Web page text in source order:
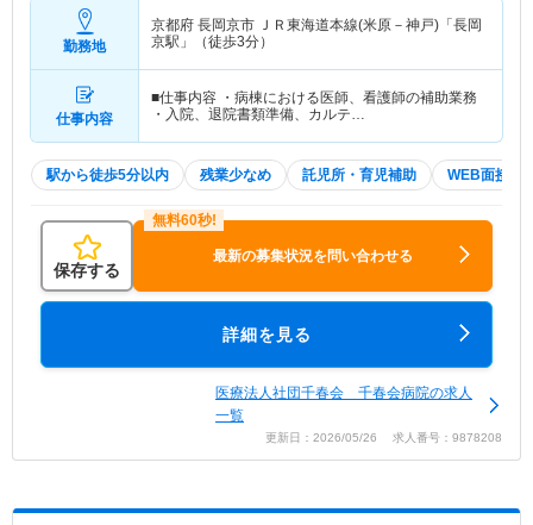
勤務地
京都府 長岡京市 ＪＲ東海道本線(米原－神戸)「長岡
京駅」（徒歩3分）
仕事内容
■仕事内容 ・病棟における医師、看護師の補助業務
・入院、退院書類準備、カルテ…
駅から徒歩5分以内 残業少なめ 託児所・育児補助 WEB面接OK
保存する
最新の募集状況を問い合わせる
詳細を見る
医療法人社団千春会 千春会病院の求人
一覧
更新日：2026/05/26 求人番号：9878208